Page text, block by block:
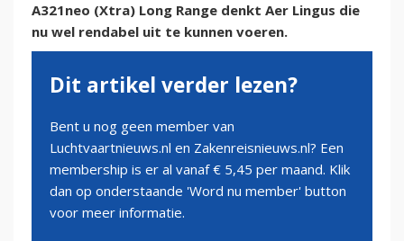
A321neo (Xtra) Long Range denkt Aer Lingus die
nu wel rendabel uit te kunnen voeren.
Dit artikel verder lezen?
Bent u nog geen member van
Luchtvaartnieuws.nl en Zakenreisnieuws.nl? Een
membership is er al vanaf € 5,45 per maand. Klik
dan op onderstaande 'Word nu member' button
voor meer informatie.